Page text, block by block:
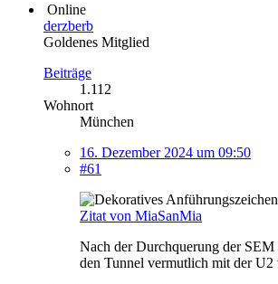
Online
derzberb
Goldenes Mitglied
Beiträge
1.112
Wohnort
München
16. Dezember 2024 um 09:50
#61
Zitat von MiaSanMia
Nach der Durchquerung der
den Tunnel vermutlich mit der U2